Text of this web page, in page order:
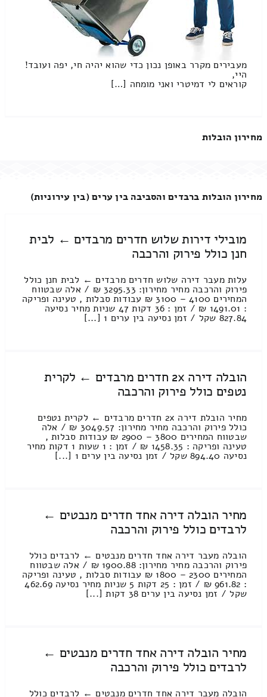
מעבירים מקרר באופן נכון כדי שהוא יהיה חי, יפה ועובד!
היי,
קוראים לי דמיטרי ואני מומחה […]
מחירון הובלות
מחירון הובלות ברבדים והסביבה בין ערים (בין עירוניות)
מובילי דירות שלוש חדרים מרבדים ← לבית
חנן כולל פירוק והרכבה
עלות מעבר דירה שלוש חדרים מרבדים ← לבית חנן כולל
פירוק והרכבה מחיר מחירון: 3295.33 ₪ / אלה שבטווח
המחירים 4100 – 3100 ₪ עבודות סבלות , טעינה ופריקה
: 1491.01 ₪ / זמן : 36 דקות 47 שניות מחיר נסיעה
827.84 שקל / זמן נסיעה בין ערים 1 [...]
הובלה דירה 2x חדרים מרבדים ← לקרית
נטפים כולל פירוק והרכבה
מחיר הובלת דירה 2x חדרים מרבדים ← לקרית נטפים
כולל פירוק והרכבה מחיר מחירון: 3049.57 ₪ / אלה
שבטווח המחירים 3800 – 2900 ₪ עבודות סבלות ,
טעינה ופריקה : 1458.35 ₪ / זמן : 1 שעות 1 דקות מחיר
נסיעה 894.40 שקל / זמן נסיעה בין ערים 1 [...]
מחיר הובלה דירה אחד חדרים מנבטים ←
לרבדים כולל פירוק והרכבה
הובלה מעבר דירה אחד חדרים מנבטים ← לרבדים כולל
פירוק והרכבה מחיר מחירון: 1900.88 ₪ / אלה שבטווח
המחירים 2300 – 1800 ₪ עבודות סבלות , טעינה ופריקה
: 961.82 ₪ / זמן : 25 דקות 5 שניות מחיר נסיעה 462.69
שקל / זמן נסיעה בין ערים 38 דקות [...]
מחיר הובלה דירה אחד חדרים מנבטים ←
לרבדים כולל פירוק והרכבה
הובלה מעבר דירה אחד חדרים מנבטים ← לרבדים כולל